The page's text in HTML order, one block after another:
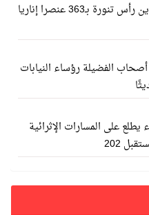
إنارة شوارع وميادين رأس تنورة بـ363 عنصرا إناريا
أصحاب الفضيلة رؤساء النيابات
يطلع على المسارات الإثرائية
202